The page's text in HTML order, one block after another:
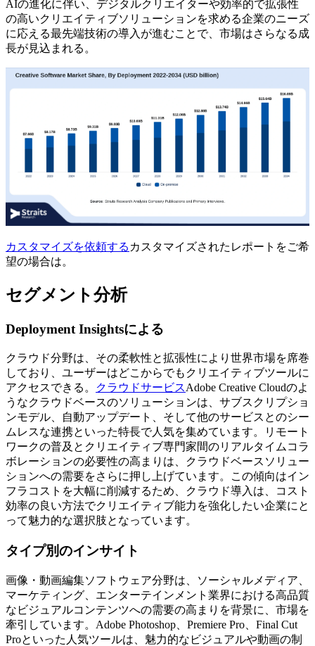
AIの進化に伴い、デジタルクリエイターや効率的で拡張性
の高いクリエイティブソリューションを求める企業のニーズ
に応える最先端技術の導入が進むことで、市場はさらなる成
長が見込まれる。
カスタマイズを依頼する カスタマイズされたレポートをご希
望の場合は。
セグメント分析
Deployment Insightsによる
クラウド分野は、その柔軟性と拡張性により世界市場を席巻
しており、ユーザーはどこからでもクリエイティブツールに
アクセスできる。
クラウドサービスAdobe Creative Cloudのよ
うなクラウドベースのソリューションは、サブスクリプショ
ンモデル、自動アップデート、そして他のサービスとのシー
ムレスな連携といった特長で人気を集めています。リモート
ワークの普及とクリエイティブ専門家間のリアルタイムコラ
ボレーションの必要性の高まりは、クラウドベースソリュー
ションへの需要をさらに押し上げています。この傾向はイン
フラコストを大幅に削減するため、クラウド導入は、コスト
効率の良い方法でクリエイティブ能力を強化したい企業にと
って魅力的な選択肢となっています。
タイプ別のインサイト
画像・動画編集ソフトウェア分野は、ソーシャルメディア、
マーケティング、エンターテインメント業界における高品質
なビジュアルコンテンツへの需要の高まりを背景に、市場を
牽引しています。Adobe Photoshop、Premiere Pro、Final Cut
Proといった人気ツールは、魅力的なビジュアルや動画の制